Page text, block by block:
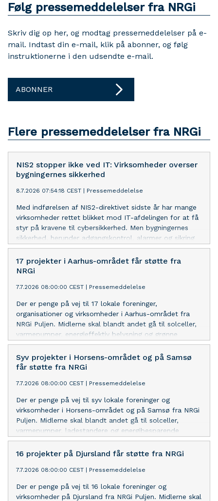
Følg pressemeddelelser fra NRGi
Skriv dig op her, og modtag pressemeddelelser på e-
mail. Indtast din e-mail, klik på abonner, og følg
instruktionerne i den udsendte e-mail.
ABONNER
Flere pressemeddelelser fra NRGi
NIS2 stopper ikke ved IT: Virksomheder overser
bygningernes sikkerhed
8.7.2026 07:54:18 CEST Pressemeddelelse
Med indførelsen af NIS2-direktivet sidste år har mange
virksomheder rettet blikket mod IT-afdelingen for at få
styr på kravene til cybersikkerhed. Men bygningernes
sikkerhed, herunder adgangskontrol, alarmer og sikring
af tekniske anlæg, risikerer at blive overset, advarer
NRGi ELCON.
17 projekter i Aarhus-området får støtte fra
NRGi
7.7.2026 08:00:00 CEST Pressemeddelelse
Der er penge på vej til 17 lokale foreninger,
organisationer og virksomheder i Aarhus-området fra
NRGi Puljen. Midlerne skal blandt andet gå til solceller,
varmepumper, energieffektiv belysning og grønne
fællesskabsprojekter.
Syv projekter i Horsens-området og på Samsø
får støtte fra NRGi
7.7.2026 08:00:00 CEST Pressemeddelelse
Der er penge på vej til syv lokale foreninger og
virksomheder i Horsens-området og på Samsø fra NRGi
Puljen. Midlerne skal blandt andet gå til solceller,
varmepumper, ladestandere og energibesparende
løsninger.
16 projekter på Djursland får støtte fra NRGi
7.7.2026 08:00:00 CEST Pressemeddelelse
Der er penge på vej til 16 lokale foreninger og
virksomheder på Djursland fra NRGi Puljen. Midlerne skal